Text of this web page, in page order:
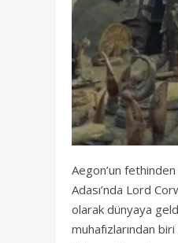
Aegon’un fethinden
Adası’nda Lord
olarak dünyaya
muhafızlarından